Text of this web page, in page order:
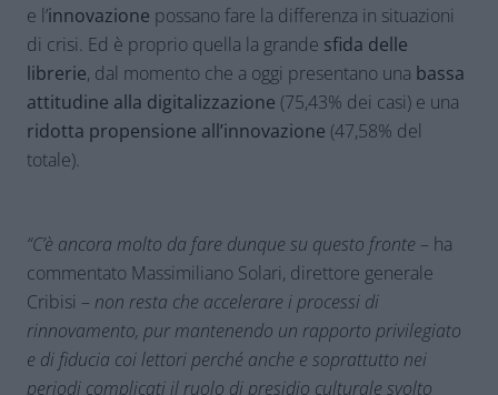
e l’innovazione possano fare la differenza in situazioni
di crisi. Ed è proprio quella la grande sfida delle
librerie, dal momento che a oggi presentano una bassa
attitudine alla digitalizzazione (75,43% dei casi) e una
ridotta propensione all’innovazione (47,58% del
totale).
“C’è ancora molto da fare dunque su questo fronte – ha
commentato Massimiliano Solari, direttore generale
Cribisi – non resta che accelerare i processi di
rinnovamento, pur mantenendo un rapporto privilegiato
e di fiducia coi lettori perché anche e soprattutto nei
periodi complicati il ruolo di presidio culturale svolto